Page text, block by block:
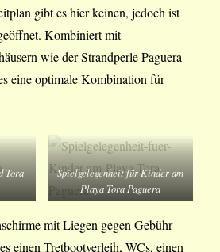
gibt es hier keinen, jedoch ist
Kombiniert mit
wie der Strandperle Paguera
eine optimale Kombination für
Tora
Spielgelegenheit für Kinder am
Playa Tora Paguera
mit Liegen gegen Gebühr
einen Tretbootverleih, WCs, einen